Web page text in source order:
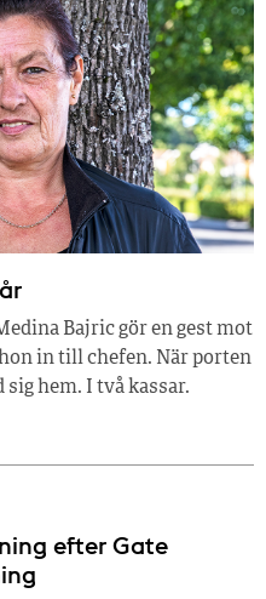
Bajric gör en gest mot
in till chefen. När porten
sig hem. I två kassar.
efter Gate